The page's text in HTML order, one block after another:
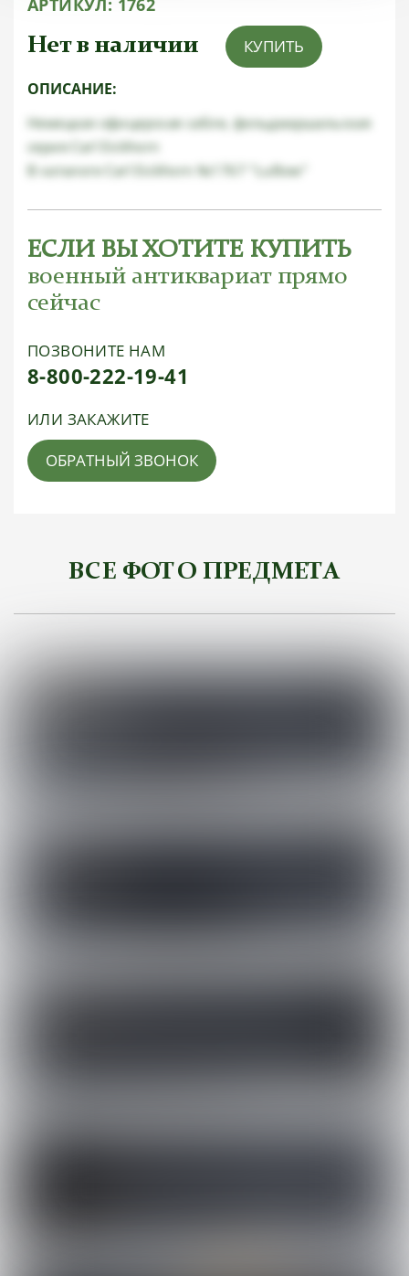
АРТИКУЛ: 1762
Нет в наличии КУПИТЬ
ОПИСАНИЕ:
Немецкая офицерская сабля, фельдмаршальская
серия Carl Eickhorn
В каталоге Carl Eickhorn №1767 "Luẞow"
ЕСЛИ ВЫ ХОТИТЕ КУПИТЬ
военный антиквариат прямо
сейчас
ПОЗВОНИТЕ НАМ
8-800-222-19-41
ИЛИ ЗАКАЖИТЕ
ОБРАТНЫЙ ЗВОНОК
ВСЕ ФОТО ПРЕДМЕТА